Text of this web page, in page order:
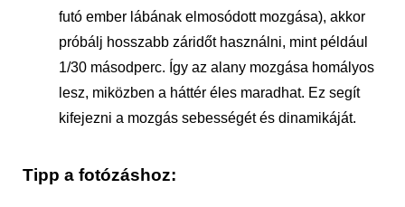
futó ember lábának elmosódott mozgása), akkor
próbálj hosszabb záridőt használni, mint például
1/30 másodperc. Így az alany mozgása homályos
lesz, miközben a háttér éles maradhat. Ez segít
kifejezni a mozgás sebességét és dinamikáját.
Tipp a fotózáshoz: